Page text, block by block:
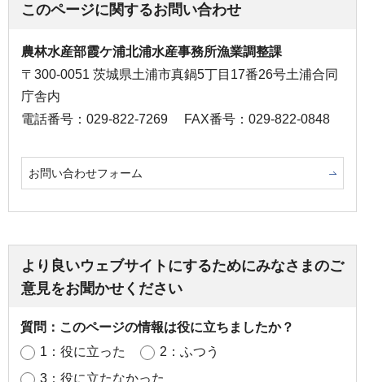
このページに関するお問い合わせ
農林水産部霞ケ浦北浦水産事務所漁業調整課
〒300-0051 茨城県土浦市真鍋5丁目17番26号土浦合同
庁舎内
電話番号：029-822-7269
FAX番号：029-822-0848
お問い合わせフォーム
より良いウェブサイトにするためにみなさまのご
意見をお聞かせください
質問：このページの情報は役に立ちましたか？
1：役に立った
2：ふつう
3：役に立たなかった